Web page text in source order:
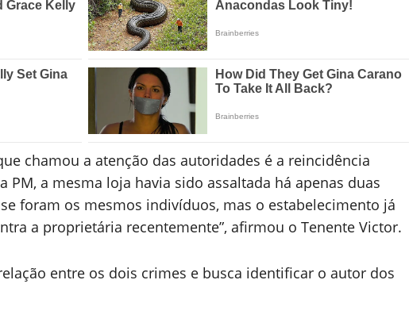
chamou a atenção das autoridades é a reincidência
PM, a mesma loja havia sido assaltada há apenas duas
foram os mesmos indivíduos, mas o estabelecimento já
a proprietária recentemente”, afirmou o Tenente Victor.
entre os dois crimes e busca identificar o autor dos